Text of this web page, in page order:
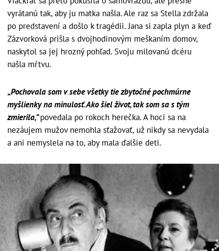
vyrátanú tak, aby ju matka našla. Ale raz sa Stella zdržala
po predstavení a došlo k tragédii. Jana si zapla plyn a keď
Zázvorková prišla s dvojhodinovým meškaním domov,
naskytol sa jej hrozný pohľad. Svoju milovanú dcéru
našla mŕtvu.
„Pochovala som v sebe všetky tie zbytočné pochmúrne
myšlienky na minulosť. Ako šiel život, tak som sa s tým
zmierila,”povedala po rokoch herečka. A hoci sa na
nezáujem mužov nemohla sťažovať, už nikdy sa nevydala
a ani nemyslela na to, aby mala ďalšie deti.